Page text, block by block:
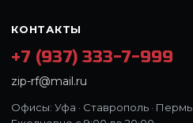
КОНТАКТЫ
+7 (937) 333-7-999
zip-rf@mail.ru
Офисы: Уфа · Ставрополь · Пермь